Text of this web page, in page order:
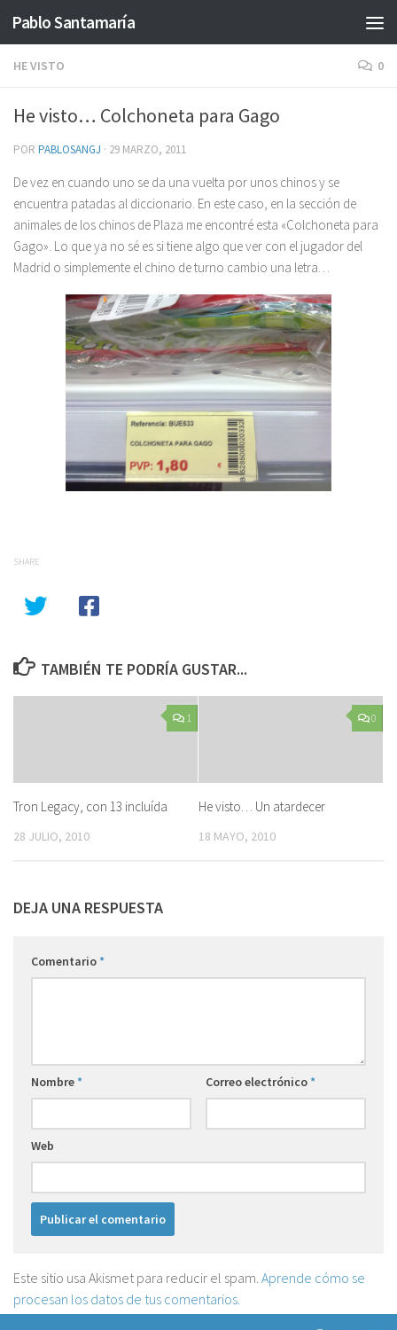
Saltar al contenido
Pablo Santamaría
HE VISTO 0
He visto… Colchoneta para Gago
POR PABLOSANGJ · 29 MARZO, 2011
De vez en cuando uno se da una vuelta por unos chinos y se
encuentra patadas al diccionario. En este caso, en la sección de
animales de los chinos de Plaza me encontré esta «Colchoneta para
Gago». Lo que ya no sé es si tiene algo que ver con el jugador del
Madrid o simplemente el chino de turno cambio una letra…
SHARE
TAMBIÉN TE PODRÍA GUSTAR...
1
Tron Legacy, con 13 incluída
28 JULIO, 2010
0
He visto… Un atardecer
18 MAYO, 2010
DEJA UNA RESPUESTA
Comentario*
Nombre* Correo electrónico*
Web
Este sitio usa Akismet para reducir el spam. Aprende cómo se
procesan los datos de tus comentarios.